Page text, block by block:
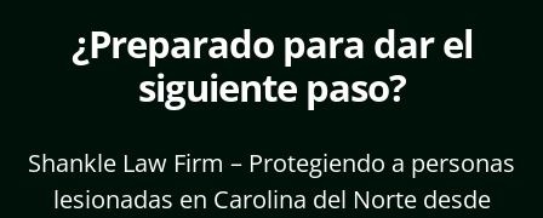
¿Preparado para dar el
siguiente paso?
Shankle Law Firm – Protegiendo a personas
lesionadas en Carolina del Norte desde